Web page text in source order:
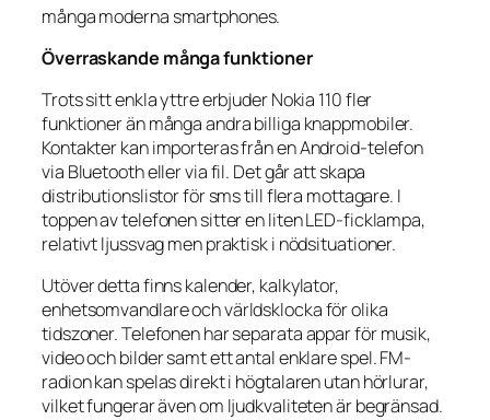
många moderna smartphones.
Överraskande många funktioner
Trots sitt enkla yttre erbjuder Nokia 110 fler
funktioner än många andra billiga knappmobiler.
Kontakter kan importeras från en Android-telefon
via Bluetooth eller via fil. Det går att skapa
distributionslistor för sms till flera mottagare. I
toppen av telefonen sitter en liten LED-ficklampa,
relativt ljussvag men praktisk i nödsituationer.
Utöver detta finns kalender, kalkylator,
enhetsomvandlare och världsklocka för olika
tidszoner. Telefonen har separata appar för musik,
video och bilder samt ett antal enklare spel. FM-
radion kan spelas direkt i högtalaren utan hörlurar,
vilket fungerar även om ljudkvaliteten är begränsad.